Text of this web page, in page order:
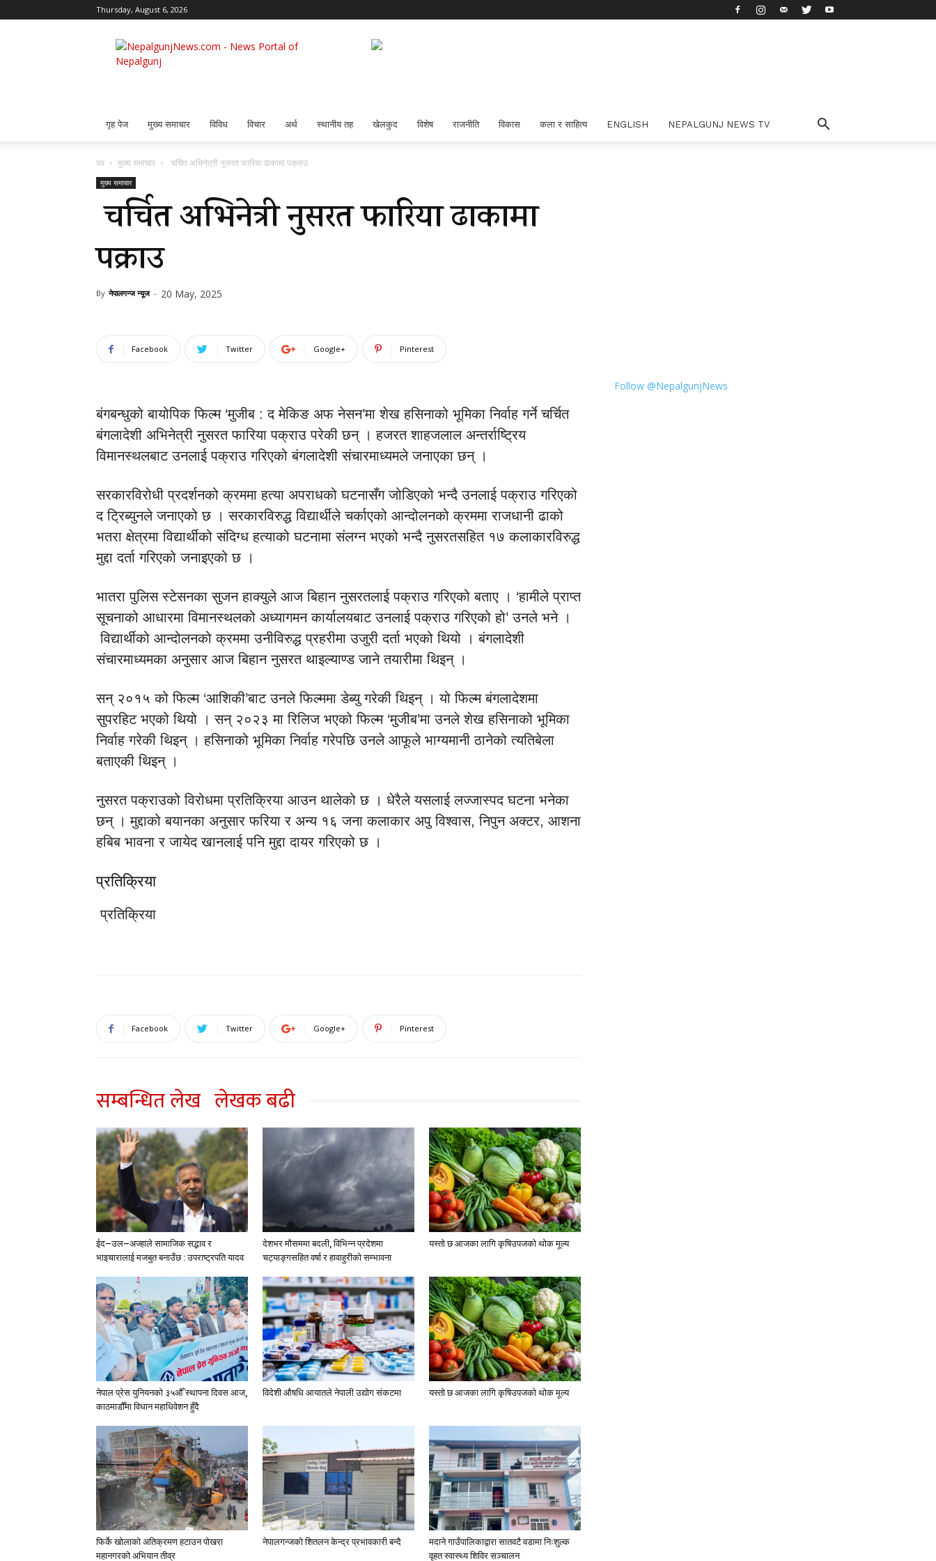
Thursday, August 6, 2026
Nepalgunj
News
गृह पेज मुख्य समाचार विविध विचार अर्थ स्थानीय तह खेलकुद विशेष राजनीति विकास कला र साहित्य ENGLISH NEPALGUNJ NEWS TV
घर मुख्य समाचार चर्चित अभिनेत्री नुसरत फारिया ढाकामा पक्राउ
मुख्य समाचार
चर्चित अभिनेत्री नुसरत फारिया ढाकामा
पक्राउ
By नेपालगन्ज न्यूज - 20 May, 2025
Facebook Twitter Google+ Pinterest
बंगबन्धुको बायोपिक फिल्म ‘मुजीब : द मेकिङ अफ नेसन’मा शेख हसिनाको भूमिका निर्वाह गर्ने चर्चित
बंगलादेशी अभिनेत्री नुसरत फारिया पक्राउ परेकी छन् । हजरत शाहजलाल अन्तर्राष्ट्रिय
विमानस्थलबाट उनलाई पक्राउ गरिएको बंगलादेशी संचारमाध्यमले जनाएका छन् ।
सरकारविरोधी प्रदर्शनको क्रममा हत्या अपराधको घटनासँग जोडिएको भन्दै उनलाई पक्राउ गरिएको
द ट्रिब्युनले जनाएको छ । सरकारविरुद्ध विद्यार्थीले चर्काएको आन्दोलनको क्रममा राजधानी ढाको
भतरा क्षेत्रमा विद्यार्थीको संदिग्ध हत्याको घटनामा संलग्न भएको भन्दै नुसरतसहित १७ कलाकारविरुद्ध
मुद्दा दर्ता गरिएको जनाइएको छ ।
भातरा पुलिस स्टेसनका सुजन हाक्युले आज बिहान नुसरतलाई पक्राउ गरिएको बताए । ‘हामीले प्राप्त
सूचनाको आधारमा विमानस्थलको अध्यागमन कार्यालयबाट उनलाई पक्राउ गरिएको हो’ उनले भने ।
विद्यार्थीको आन्दोलनको क्रममा उनीविरुद्ध प्रहरीमा उजुरी दर्ता भएको थियो । बंगलादेशी
संचारमाध्यमका अनुसार आज बिहान नुसरत थाइल्याण्ड जाने तयारीमा थिइन् ।
सन् २०१५ को फिल्म ‘आशिकी’बाट उनले फिल्ममा डेब्यु गरेकी थिइन् । यो फिल्म बंगलादेशमा
सुपरहिट भएको थियो । सन् २०२३ मा रिलिज भएको फिल्म ‘मुजीब’मा उनले शेख हसिनाको भूमिका
निर्वाह गरेकी थिइन् । हसिनाको भूमिका निर्वाह गरेपछि उनले आफूले भाग्यमानी ठानेको त्यतिबेला
बताएकी थिइन् ।
नुसरत पक्राउको विरोधमा प्रतिक्रिया आउन थालेको छ । धेरैले यसलाई लज्जास्पद घटना भनेका
छन् । मुद्दाको बयानका अनुसार फरिया र अन्य १६ जना कलाकार अपु विश्वास, निपुन अक्टर, आशना
हबिब भावना र जायेद खानलाई पनि मुद्दा दायर गरिएको छ ।
प्रतिक्रिया
प्रतिक्रिया
Facebook Twitter Google+ Pinterest
सम्बन्धित लेख लेखक बढी
ईद–उल–अज्हाले सामाजिक सद्भाव र
भाइचारालाई मजबुत बनाउँछ : उपराष्ट्रपति यादव
देशभर मौसममा बदली, विभिन्न प्रदेशमा
चट्याङ्गसहित वर्षा र हावाहुरीको सम्भावना
यस्तो छ आजका लागि कृषिउपजको थोक मूल्य
नेपाल प्रेस युनियनको ३५औँ स्थापना दिवस आज,
काठमाडौँमा विधान महाधिवेशन हुँदै
विदेशी औषधि आयातले नेपाली उद्योग संकटमा यस्तो छ आजका लागि कृषिउपजको थोक मूल्य
फिर्के खोलाको अतिक्रमण हटाउन पोखरा
महानगरको अभियान तीव्र
नेपालगन्जको शितलन केन्द्र प्रभावकारी बन्दै
मदाने गाउँपालिकाद्वारा सातवटै वडामा निःशुल्क
वृहत स्वास्थ्य शिविर सञ्चालन
Follow @NepalgunjNews